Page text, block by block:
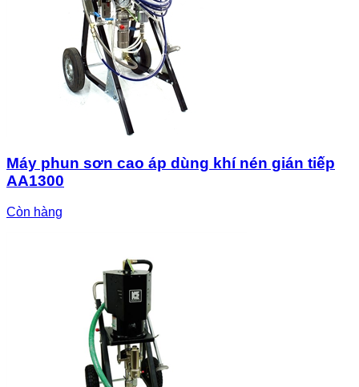
Máy phun sơn cao áp dùng khí nén gián tiếp
AA1300
Còn hàng